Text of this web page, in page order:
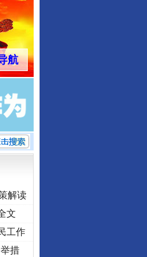
航
解读
文
工作
措